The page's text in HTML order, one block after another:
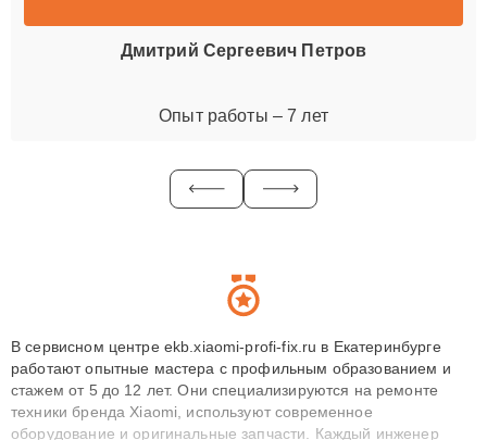
Дмитрий Сергеевич Петров
Опыт работы – 7 лет
В сервисном центре ekb.xiaomi-profi-fix.ru в Екатеринбурге
работают опытные мастера с профильным образованием и
стажем от 5 до 12 лет. Они специализируются на ремонте
техники бренда Xiaomi, используют современное
оборудование и оригинальные запчасти. Каждый инженер